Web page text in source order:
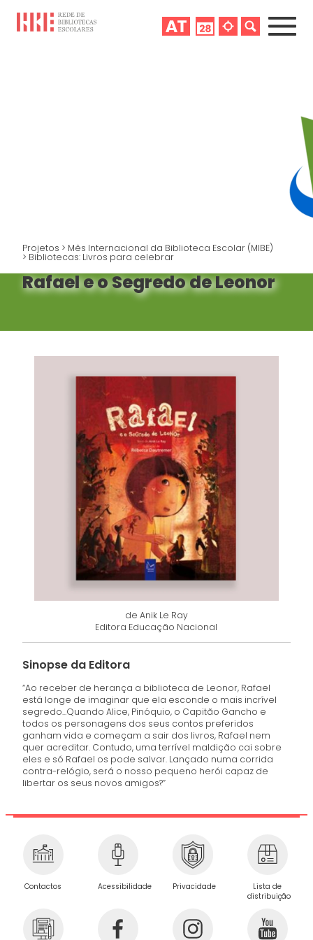
Projetos > Mês Internacional da Biblioteca Escolar (MIBE)
> Bibliotecas: Livros para celebrar
Rafael e o Segredo de Leonor
de Anik Le Ray
Editora Educação Nacional
Sinopse da Editora
“Ao receber de herança a biblioteca de Leonor, Rafael
está longe de imaginar que ela esconde o mais incrível
segredo...Quando Alice, Pinóquio, o Capitão Gancho e
todos os personagens dos seus contos preferidos
ganham vida e começam a sair dos livros, Rafael nem
quer acreditar. Contudo, uma terrível maldição cai sobre
eles e só Rafael os pode salvar. Lançado numa corrida
contra-relógio, será o nosso pequeno herói capaz de
libertar os seus novos amigos?”
Contactos Acessibilidade Privacidade
Lista de
distribuição